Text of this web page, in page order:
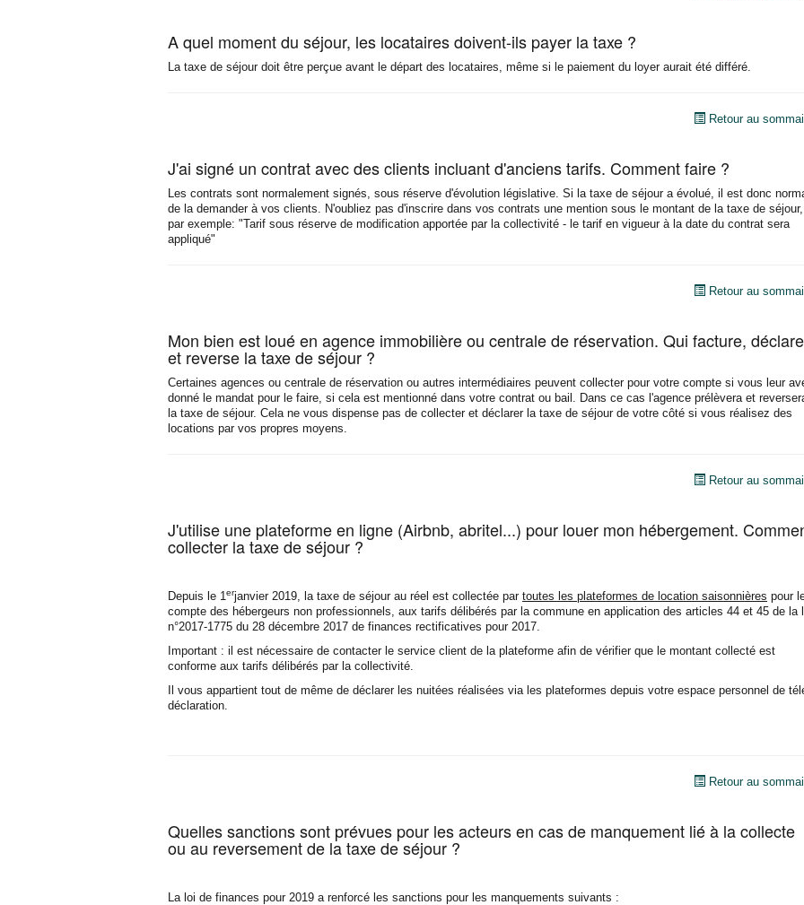
A quel moment du séjour, les locataires doivent-ils payer la taxe ?
La taxe de séjour doit être perçue avant le départ des locataires, même si le paiement du loyer aurait été différé.
Retour au
J'ai signé un contrat avec des clients incluant d'anciens tarifs. Comment faire ?
Les contrats sont normalement signés, sous réserve d'évolution législative. Si la taxe de séjour a évolué, il est donc
de la demander à vos clients. N'oubliez pas d'inscrire dans vos contrats une mention sous le montant de la taxe de séjour,
par exemple: "Tarif sous réserve de modification apportée par la collectivité - le tarif en vigueur à la date du contrat sera
appliqué"
Retour au
Mon bien est loué en agence immobilière ou centrale de réservation. Qui facture, déclare
et reverse la taxe de séjour ?
Certaines agences ou centrale de réservation ou autres intermédiaires peuvent collecter pour votre compte si vous leur
donné le mandat pour le faire, si cela est mentionné dans votre contrat ou bail. Dans ce cas l'agence prélèvera et
la taxe de séjour. Cela ne vous dispense pas de collecter et déclarer la taxe de séjour de votre côté si vous réalisez des
locations par vos propres moyens.
Retour au
J'utilise une plateforme en ligne (Airbnb, abritel...) pour louer mon hébergement.
collecter la taxe de séjour ?
Depuis le 1erjanvier 2019, la taxe de séjour au réel est collectée par toutes les plateformes de location saisonnières pour
compte des hébergeurs non professionnels, aux tarifs délibérés par la commune en application des articles 44 et 45 de la
n°2017-1775 du 28 décembre 2017 de finances rectificatives pour 2017.
Important : il est nécessaire de contacter le service client de la plateforme afin de vérifier que le montant collecté est
conforme aux tarifs délibérés par la collectivité.
Il vous appartient tout de même de déclarer les nuitées réalisées via les plateformes depuis votre espace personnel de
déclaration.
Retour au
Quelles sanctions sont prévues pour les acteurs en cas de manquement lié à la collecte
ou au reversement de la taxe de séjour ?
La loi de finances pour 2019 a renforcé les sanctions pour les manquements suivants :